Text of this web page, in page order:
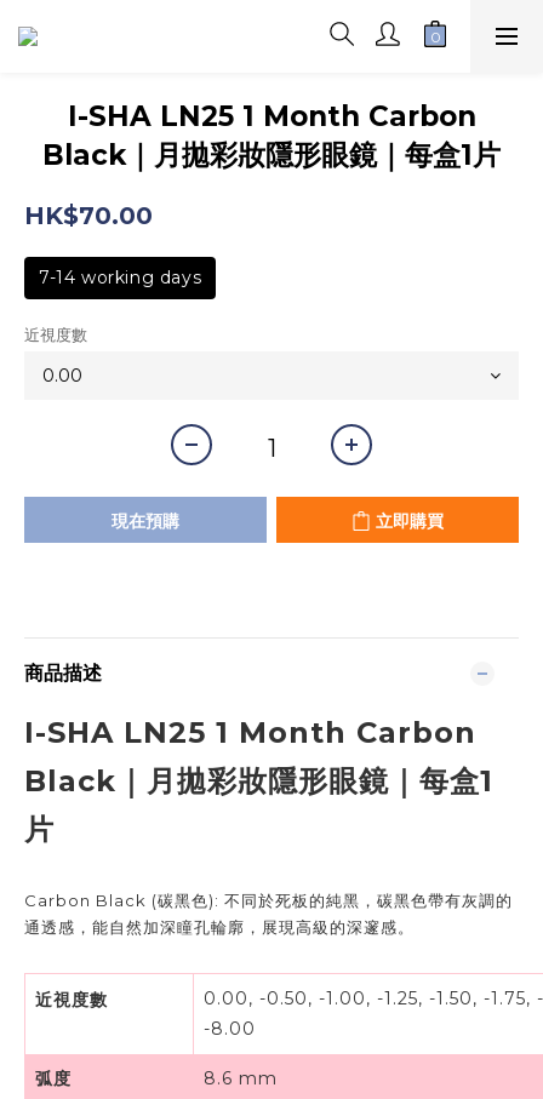
I-SHA LN25 1 Month Carbon
Black｜月拋彩妝隱形眼鏡｜每盒1片
HK$70.00
7-14 working days
近視度數
現在預購 立即購買
商品描述
I-SHA LN25 1 Month Carbon
Black｜月拋彩妝隱形眼鏡｜每盒1
片
Carbon Black (碳黑色): 不同於死板的純黑，碳黑色帶有灰調的
通透感，能自然加深瞳孔輪廓，展現高級的深邃感。
近視度數
0.00, -0.50, -1.00, -1.25, -1.50, -
-8.00
弧度 8.6 mm